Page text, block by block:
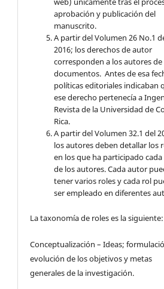
aprobación y publicación del
manuscrito.
A partir del Volumen 26 No.1
2016; los derechos de autor
corresponden a los autores de
documentos. Antes de esa
políticas editoriales indicaban
ese derecho pertenecía a
Revista de la Universidad de
Rica.
A partir del Volumen 32.1 del
los autores deben detallar los
en los que ha participado
de los autores. Cada autor
tener varios roles y cada rol
ser empleado en diferentes
La taxonomía de roles es la siguiente:
Conceptualización – Ideas;
evolución de los objetivos y metas
generales de la investigación.